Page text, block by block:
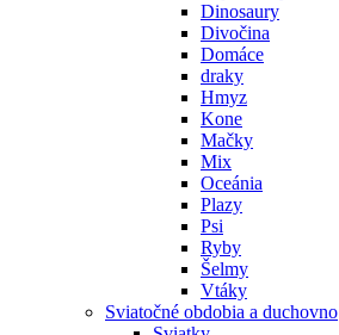
Dinosaury
Divočina
Domáce
draky
Hmyz
Kone
Mačky
Mix
Oceánia
Plazy
Psi
Ryby
Šelmy
Vtáky
Sviatočné obdobia a duchovno